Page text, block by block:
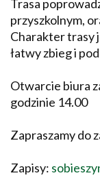
Trasa
przyszkolnym,
Charakter trasy
łatwy zbieg i
Otwarcie biura
godzinie 14.00
Zapraszamy do
Zapisy: